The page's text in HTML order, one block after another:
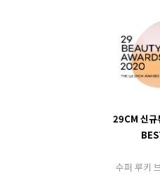
29CM 신규
수퍼 루키